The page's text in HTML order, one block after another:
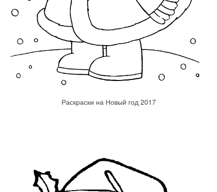
Раскраски на Новый год 2017